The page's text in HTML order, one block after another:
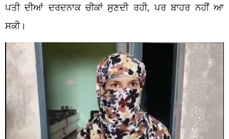
ਪਤੀ ਦੀਆਂ ਦਰਦਨਾਕ ਚੀਕਾਂ ਸੁਣਦੀ ਰਹੀ, ਪਰ ਬਾਹਰ ਨਹੀਂ ਆ
ਸਕੀ।